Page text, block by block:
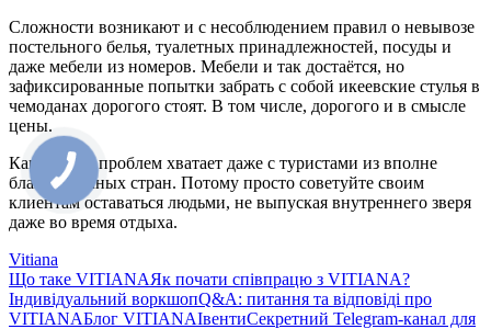
Сложности возникают и с несоблюдением правил о невывозе
постельного белья, туалетных принадлежностей, посуды и
даже мебели из номеров. Мебели и так достаётся, но
зафиксированные попытки забрать с собой икеевские стулья в
чемоданах дорогого стоят. В том числе, дорогого и в смысле
цены.
Как видим, проблем хватает даже с туристами из вполне
благополучных стран. Потому просто советуйте своим
клиентам оставаться людьми, не выпуская внутреннего зверя
даже во время отдыха.
Vitiana
Що таке VITIANAЯк почати співпрацю з VITIANA?
Індивідуальний воркшопQ&A: питання та відповіді про
VITIANAБлог VITIANAІвентиСекретний Telegram-канал для